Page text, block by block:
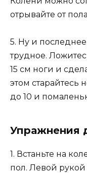
отрывайте от
5. Ну и
трудное.
15 см ноги и
этом старайтесь
до 10 и
Упражнения
1. Встаньте на
пол. Левой